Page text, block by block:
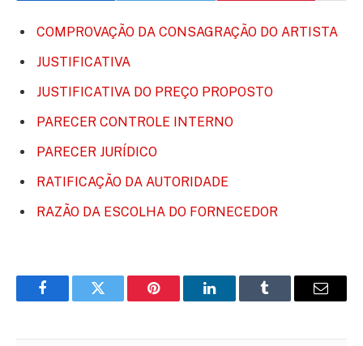
COMPROVAÇÃO DA CONSAGRAÇÃO DO ARTISTA
JUSTIFICATIVA
JUSTIFICATIVA DO PREÇO PROPOSTO
PARECER CONTROLE INTERNO
PARECER JURÍDICO
RATIFICAÇÃO DA AUTORIDADE
RAZÃO DA ESCOLHA DO FORNECEDOR
FacebookTwitter Pinterest LinkedInTumblr
E-